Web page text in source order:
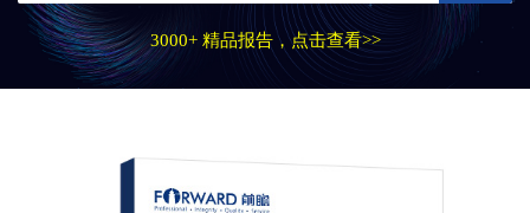
3000+ 精品报告，点击查看>>